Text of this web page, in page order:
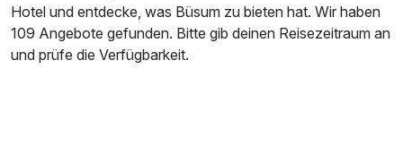
Hotel und entdecke, was Büsum zu bieten hat. Wir haben
109 Angebote gefunden. Bitte gib deinen Reisezeitraum an
und prüfe die Verfügbarkeit.